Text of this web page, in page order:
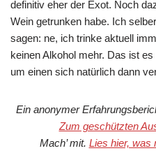
definitiv eher der Exot. Noch
Wein getrunken habe. Ich
sagen: ne, ich trinke aktuell
keinen Alkohol mehr. Das ist
um einen sich natürlich dann
Ein anonymer
Zum geschützten
Mach’ mit. Lies hier, was